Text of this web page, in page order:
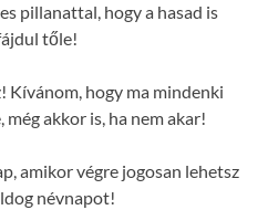
pillanattal, hogy a hasad is
tőle!
Kívánom, hogy ma mindenki
még akkor is, ha nem akar!
amikor végre jogosan lehetsz
névnapot!